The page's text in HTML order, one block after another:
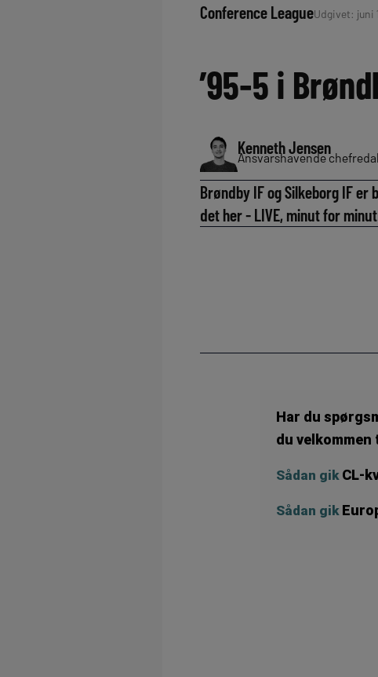
Conference LeagueUdgivet: juni
’95-5 i
Kenneth Jensen
Ansvarshavende
Brøndby IF og Silkeborg IF
det her - LIVE, minut for
Har du
du
Sådan gik CL-
Sådan gik